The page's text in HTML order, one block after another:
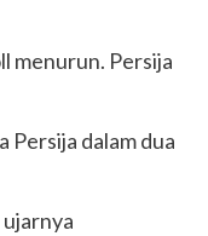
menurun. Persija
Persija dalam dua